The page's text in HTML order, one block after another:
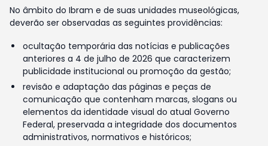
No âmbito do Ibram e de suas unidades museológicas,
deverão ser observadas as seguintes providências:
ocultação temporária das notícias e publicações
anteriores a 4 de julho de 2026 que caracterizem
publicidade institucional ou promoção da gestão;
revisão e adaptação das páginas e peças de
comunicação que contenham marcas, slogans ou
elementos da identidade visual do atual Governo
Federal, preservada a integridade dos documentos
administrativos, normativos e históricos;